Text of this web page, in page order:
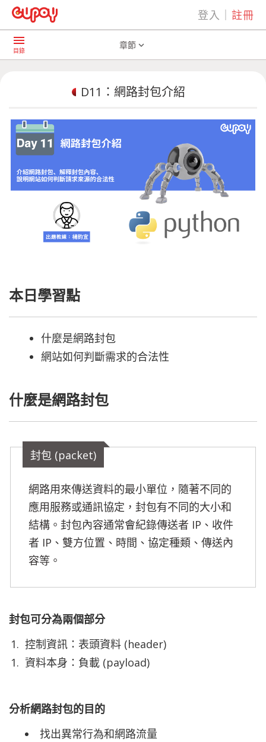
登入 ｜註冊
AI共學社群play_arrow
menu
目錄
章節 expand_more
D11：網路封包介紹
本日學習點
什麼是網路封包
網站如何判斷需求的合法性
什麼是網路封包
封包 (packet)
網路用來傳送資料的最小單位，隨著不同的
應用服務或通訊協定，封包有不同的大小和
結構。封包內容通常會紀錄傳送者 IP、收件
者 IP、雙方位置、時間、協定種類、傳送內
容等。
封包可分為兩個部分
控制資訊：表頭資料 (header)
資料本身：負載 (payload)
分析網路封包的目的
找出異常行為和網路流量